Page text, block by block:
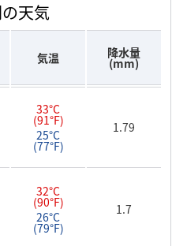
天気
気温 降水量
(mm)
33°C
(91°F)
25°C
(77°F)
1.79
32°C
(90°F)
26°C
(79°F)
1.7